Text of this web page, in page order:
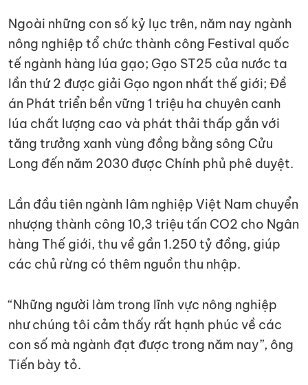
Ngoài những con số kỷ lục trên, năm nay ngành
nông nghiệp tổ chức thành công Festival quốc
tế ngành hàng lúa gạo; Gạo ST25 của nước ta
lần thứ 2 được giải Gạo ngon nhất thế giới; Đề
án Phát triển bền vững 1 triệu ha chuyên canh
lúa chất lượng cao và phát thải thấp gắn với
tăng trưởng xanh vùng đồng bằng sông Cửu
Long đến năm 2030 được Chính phủ phê duyệt.
Lần đầu tiên ngành lâm nghiệp Việt Nam chuyển
nhượng thành công 10,3 triệu tấn CO2 cho Ngân
hàng Thế giới, thu về gần 1.250 tỷ đồng, giúp
các chủ rừng có thêm nguồn thu nhập.
“Những người làm trong lĩnh vực nông nghiệp
như chúng tôi cảm thấy rất hạnh phúc về các
con số mà ngành đạt được trong năm nay”, ông
Tiến bày tỏ.